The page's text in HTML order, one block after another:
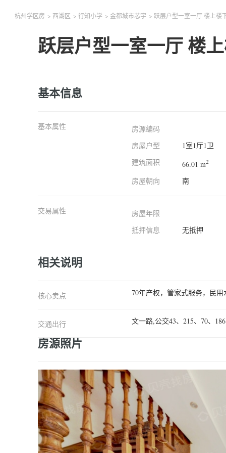
杭州学区房 > 西湖区 >行知小学 >金都城市芯宇 > 跃层户型一室一厅 楼上楼
跃层户型一室一厅 楼
基本信息
基本属性
房源编码
房屋户型
1室1厅1卫
建筑面积
66.01 m2
房屋朝向 南
交易属性
房屋年限
抵押信息
无抵押
相关说明
核心卖点 70年产权，管家式服务，民
交通出行 文一路,公交43、215、70、
房源照片